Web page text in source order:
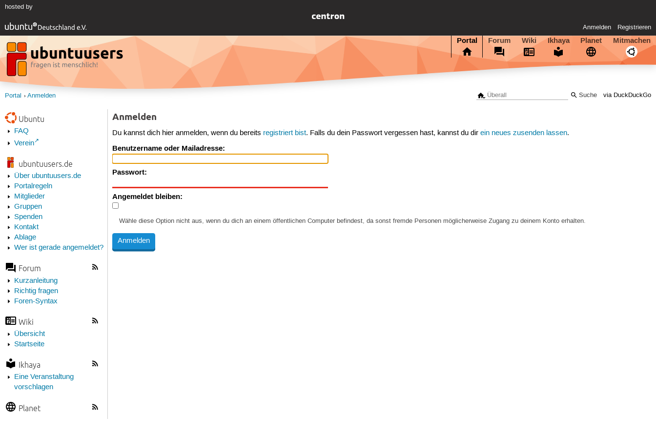
hosted by
Anmelden Registrieren
Portal Forum Wiki Ikhaya Planet Mitmachen
via DuckDuckGo
Portal Anmelden
Ubuntu
FAQ
Verein
ubuntuusers.de
Über ubuntuusers.de
Portalregeln
Mitglieder
Gruppen
Spenden
Kontakt
Ablage
Wer ist gerade angemeldet?
Forum
Kurzanleitung
Richtig fragen
Foren-Syntax
Wiki
Übersicht
Startseite
Ikhaya
Eine Veranstaltung
vorschlagen
Planet
Anmelden
Du kannst dich hier anmelden, wenn du bereits registriert bist. Falls du dein Passwort vergessen hast, kannst du direin neues zusenden lassen.
Benutzername oder Mailadresse:
Passwort:
Angemeldet bleiben:
Wähle diese Option nicht aus, wenn du dich an einem öffentlichen Computer befindest, da sonst fremde Personen möglicherweise Zugang zu deinem Konto erhalten.